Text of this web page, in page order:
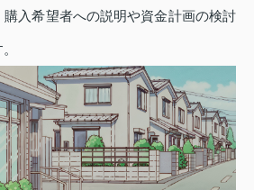
購入希望者への説明や資金計画の検討